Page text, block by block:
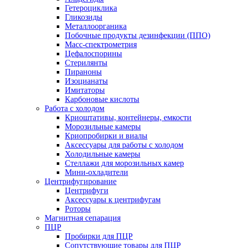
Гетероциклика
Гликозиды
Металлоорганика
Побочные продукты дезинфекции (ППО)
Масс-спектрометрия
Цефалоспорины
Стерилянты
Пираноны
Изоцианаты
Имитаторы
Карбоновые кислоты
Работа с холодом
Криоштативы, контейнеры, емкости
Морозильные камеры
Криопробирки и виалы
Аксессуары для работы с холодом
Холодильные камеры
Стеллажи для морозильных камер
Мини-охладители
Центрифугирование
Центрифуги
Аксессуары к центрифугам
Роторы
Магнитная сепарация
ПЦР
Пробирки для ПЦР
Сопутствующие товары для ПЦР